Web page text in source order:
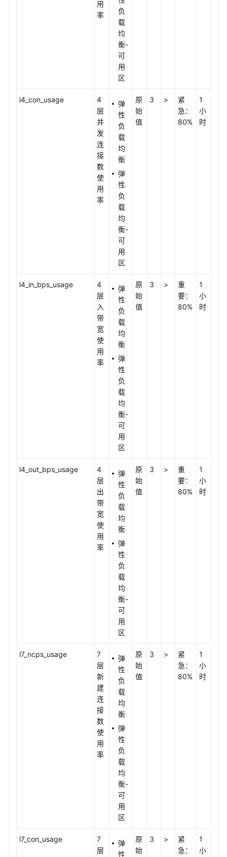
权
用
率
负
载
均
衡-
可
用
区
l4_con_usage
4
层
并
发
连
接
数
使
用
率
弹
性
负
载
均
衡
弹
性
负
载
均
衡-
可
用
区
原
始
值
3 >
紧
急：
80%
1
小
时
l4_in_bps_usage
4
层
入
带
宽
使
用
率
弹
性
负
载
均
衡
弹
性
负
载
均
衡-
可
用
区
原
始
值
3 >
重
要：
80%
1
小
时
l4_out_bps_usage
4
层
出
带
宽
使
用
率
弹
性
负
载
均
衡
弹
性
负
载
均
衡-
可
用
区
原
始
值
3 >
重
要：
80%
1
小
时
l7_ncps_usage
7
层
新
建
连
接
数
使
用
率
弹
性
负
载
均
衡
弹
性
负
载
均
衡-
可
用
区
原
始
值
3 >
紧
急：
80%
1
小
时
l7_con_usage
7
层
弹
性
原
始
3 >
紧
急：
1
小